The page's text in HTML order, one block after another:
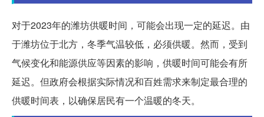
对于2023年的潍坊供暖时间，可能会出现一定的延迟。由
于潍坊位于北方，冬季气温较低，必须供暖。然而，受到
气候变化和能源供应等因素的影响，供暖时间可能会有所
延迟。但政府会根据实际情况和百姓需求来制定最合理的
供暖时间表，以确保居民有一个温暖的冬天。